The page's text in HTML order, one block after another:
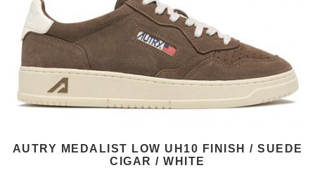
AUTRY MEDALIST LOW UH10 FINISH / SUEDE
CIGAR / WHITE